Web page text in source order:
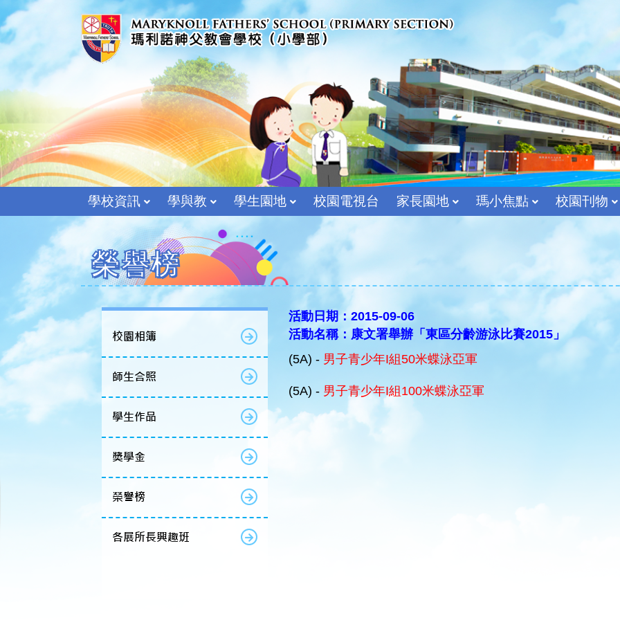
學校資訊 學與教 學生園地 校園電視台 家長園地 瑪小焦點 校園刊物
榮譽榜
校園相簿
師生合照
學生作品
獎學金
榮譽榜
各展所長興趣班
活動日期：2015-09-06
活動名稱：康文署舉辦「東區分齡游泳比賽2015」
(5A) - 男子青少年I組50米蝶泳亞軍
(5A) - 男子青少年I組100米蝶泳亞軍